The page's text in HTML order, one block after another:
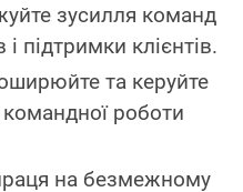
зусилля команд
підтримки клієнтів.
та керуйте
роботи
на безмежному